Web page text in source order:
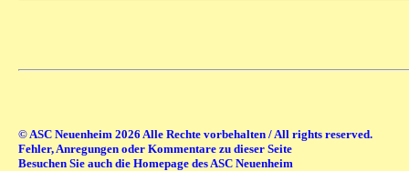
© ASC Neuenheim 2026 Alle Rechte vorbehalten / All rights reserved.
Fehler, Anregungen oder Kommentare zu dieser Seite
Besuchen Sie auch die Homepage des ASC Neuenheim